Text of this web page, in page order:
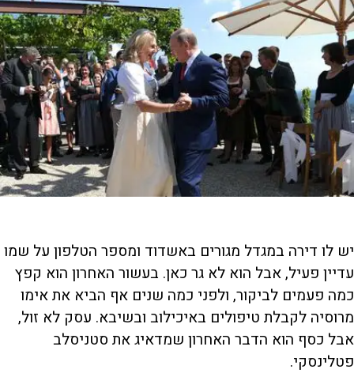
יש לו דירה במגדל מגורים באשדוד ומספר הטלפון על שמו
עדיין פעיל, אבל הוא לא גר כאן. בעשור האחרון הוא קפץ
כמה פעמים לביקור, ולפני כמה שנים אף הביא את אימו
מרוסיה לקבלת טיפולים באיכילוב ובשיבא. עסק לא זול,
אבל כסף הוא הדבר האחרון שמדאיג את סטניסלב
פטלינסקי.